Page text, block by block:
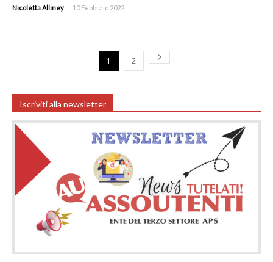
Nicoletta Alliney - 10 Febbraio 2022
1 2
Iscriviti alla newsletter